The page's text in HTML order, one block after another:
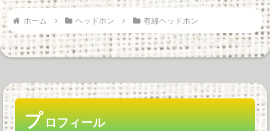
ホーム ヘッドホン 有線ヘッドホン
プロフィール